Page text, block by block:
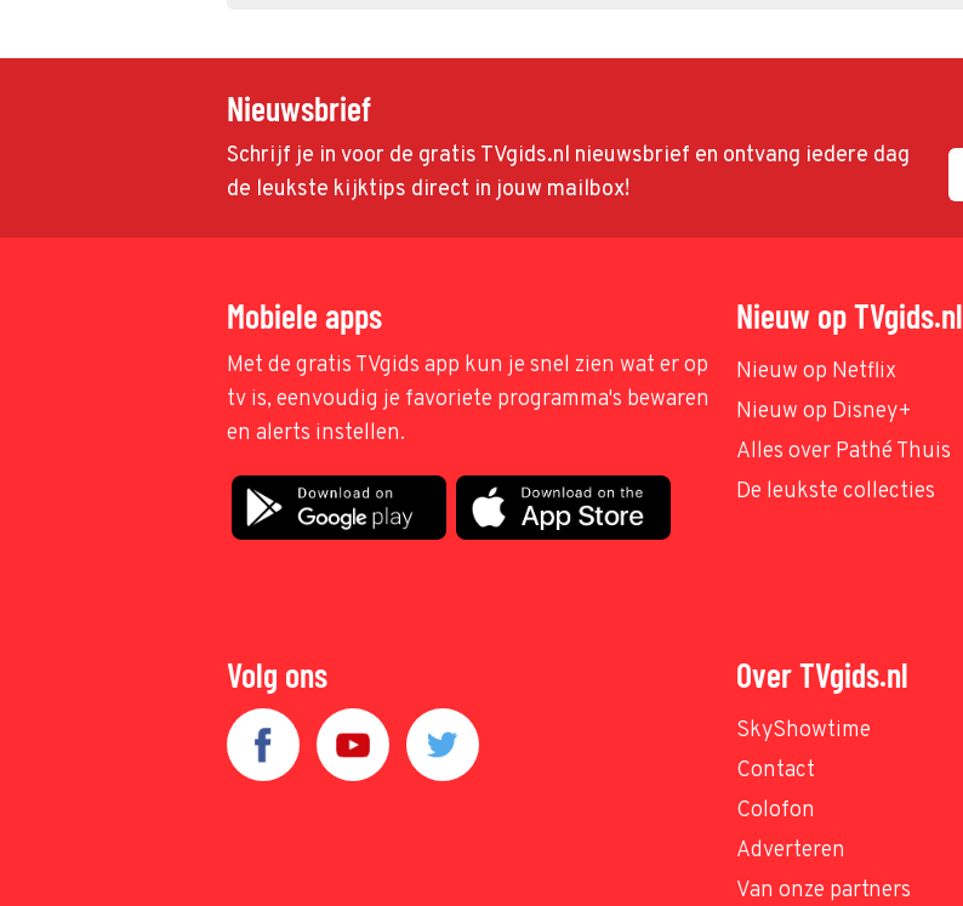
Nieuwsbrief
Schrijf je in voor de gratis TVgids.nl nieuwsbrief en ontvang iedere dag
de leukste kijktips direct in jouw mailbox!
Mobiele apps
Met de gratis TVgids app kun je snel zien wat er op
tv is, eenvoudig je favoriete programma's bewaren
en alerts instellen.
Nieuw op TVgids.nl
Nieuw op Netflix
Nieuw op Disney+
Alles over Pathé Thuis
De leukste collecties
Volg ons Over TVgids.nl
SkyShowtime
Contact
Colofon
Adverteren
Van onze partners